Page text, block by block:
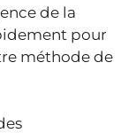
de la
pour
méthode de